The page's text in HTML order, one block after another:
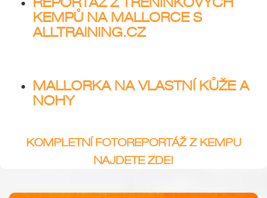
REPORTÁŽ Z TRÉNINKOVÝCH
KEMPŮ NA MALLORCE S
ALLTRAINING.CZ
MALLORKA NA VLASTNÍ KŮŽE A
NOHY
KOMPLETNÍ FOTOREPORTÁŽ Z KEMPU
NAJDETE ZDE!